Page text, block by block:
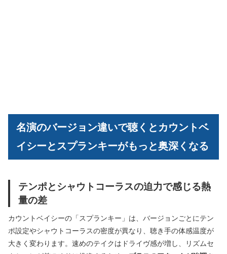
名演のバージョン違いで聴くとカウントベ
イシーとスプランキーがもっと奥深くなる
テンポとシャウトコーラスの迫力で感じる熱
量の差
カウントベイシーの「スプランキー」は、バージョンごとにテン
ポ設定やシャウトコーラスの密度が異なり、聴き手の体感温度が
大きく変わります。速めのテイクはドライヴ感が増し、リズムセ